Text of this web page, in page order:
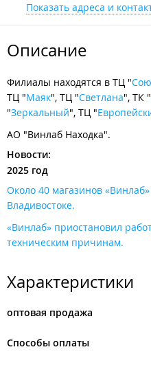
Показать адреса и
Описание
Филиалы находятся в ТЦ "
ТЦ "Маяк", ТЦ "Светлана", ТК "
"Зеркальный", ТЦ "
АО "Винлаб Находка".
Новости:
2025 год
Около 40 магазинов
Владивостоке.
«Винлаб» приостановил
техническим причинам.
Характеристики
оптовая продажа
Способы оплаты